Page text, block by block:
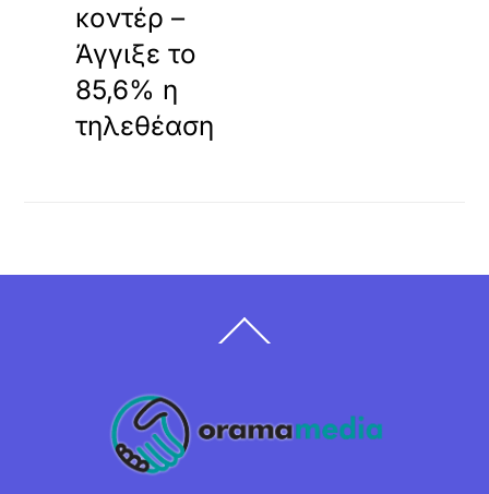
κοντέρ –
Άγγιξε το
85,6% η
τηλεθέαση
Back
To